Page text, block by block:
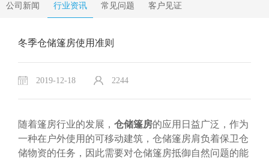
公司新闻 行业资讯 常见问题 客户见证
冬季仓储篷房使用准则
2019-12-18 2244
随着篷房行业的发展， 仓储篷房的应用日益广泛，作为
一种在户外使用的可移动建筑，仓储篷房肩负着保卫仓
储物资的任务，因此需要对仓储篷房抵御自然问题的能